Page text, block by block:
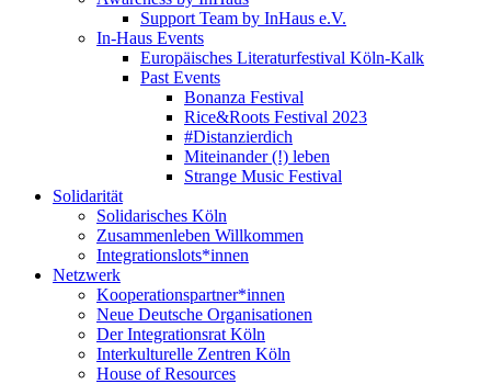
Support Team by InHaus e.V.
In-Haus Events
Europäisches Literaturfestival Köln-Kalk
Past Events
Bonanza Festival
Rice&Roots Festival 2023
#Distanzierdich
Miteinander (!) leben
Strange Music Festival
Solidarität
Solidarisches Köln
Zusammenleben Willkommen
Integrationslots*innen
Netzwerk
Kooperationspartner*innen
Neue Deutsche Organisationen
Der Integrationsrat Köln
Interkulturelle Zentren Köln
House of Resources